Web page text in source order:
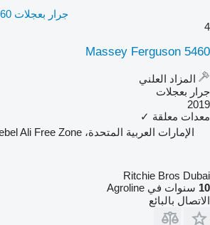
جرار بعجلات Massey Ferguson 5460
4
Massey Ferguson 5460
المزاد العلني
جرار بعجلات
2019
معدات معلقة ✓
الإمارات العربية المتحدة، Jebel Ali Free Zone
Ritchie Bros Dubai
10 سنوات في Agroline
الاتصال بالبائع